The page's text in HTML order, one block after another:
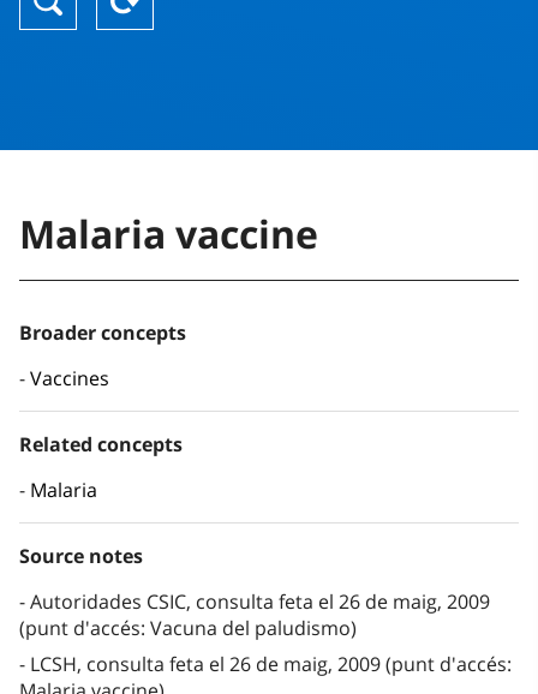
Malaria vaccine
Broader concepts
Vaccines
Related concepts
Malaria
Source notes
Autoridades CSIC, consulta feta el 26 de maig, 2009
(punt d'accés: Vacuna del paludismo)
LCSH, consulta feta el 26 de maig, 2009 (punt d'accés: